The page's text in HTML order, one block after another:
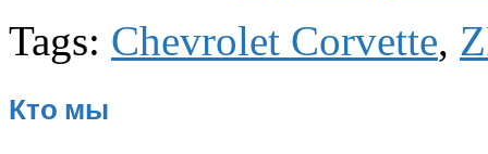
Tags: Chevrolet Corvette,
Кто мы